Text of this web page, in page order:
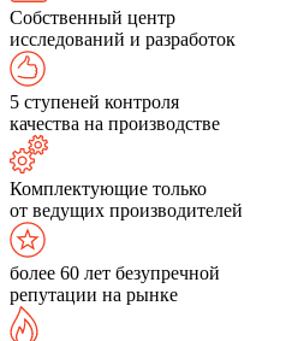
Собственный центр
исследований и разработок
5 ступеней контроля
качества на производстве
Комплектующие только
от ведущих производителей
более 60 лет безупречной
репутации на рынке